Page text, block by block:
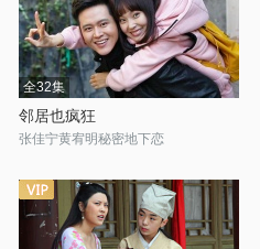
全32集
邻居也疯狂
张佳宁黄宥明秘密地下恋